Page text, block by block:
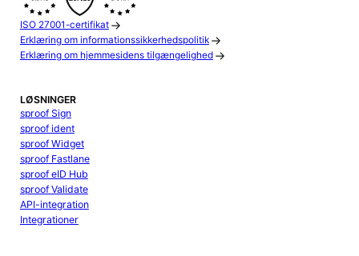
ISO 27001-certifikat
Erklæring om informationssikkerhedspolitik
Erklæring om hjemmesidens tilgængelighed
LØSNINGER
sproof Sign
sproof ident
sproof Widget
sproof Fastlane
sproof eID Hub
sproof Validate
API-integration
Integrationer